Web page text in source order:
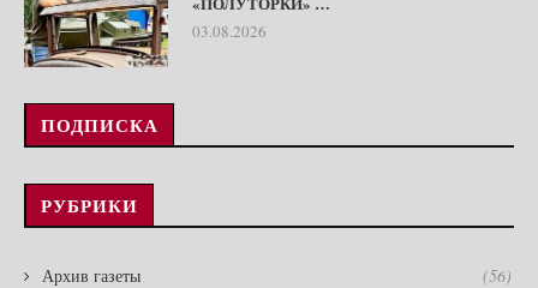
03.08.2026
ПОДПИСКА
РУБРИКИ
Архив газеты (56)